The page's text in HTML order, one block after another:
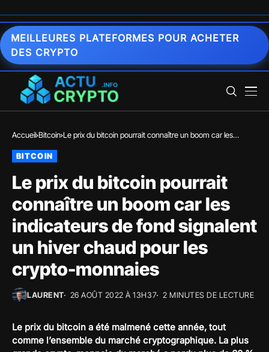
MEILLEURES PLATEFORMES POUR ACHETER
DES CRYPTO
Accueil Bitcoin Le prix du bitcoin pourrait connaître un boom car les
BITCOIN
Le prix du bitcoin pourrait
connaître un boom car les
indicateurs de fond signalent
un hiver chaud pour les
crypto-monnaies
LAURENT 26 AOÛT 2022 À 13H37 2 MINUTES DE LECTURE
Le prix du bitcoin a été malmené cette année, tout
comme l’ensemble du marché cryptographique. La plus